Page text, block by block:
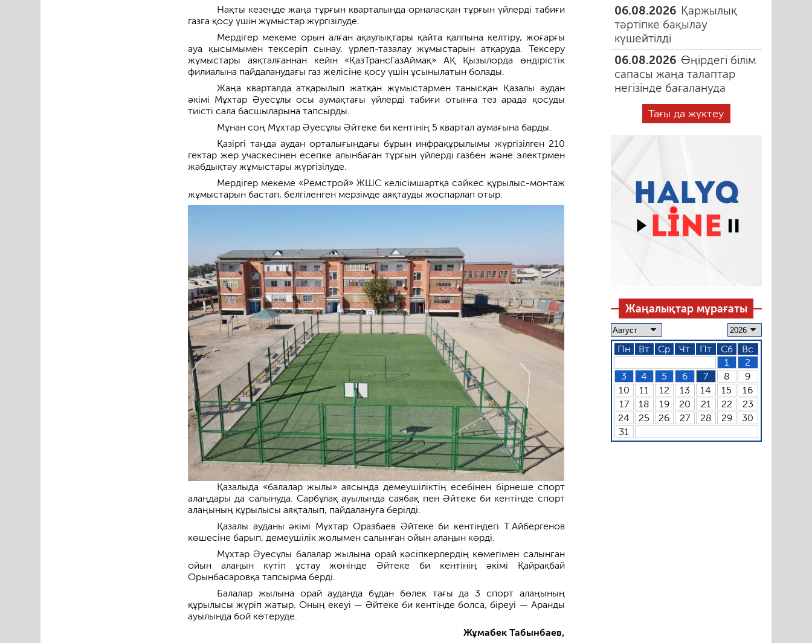
Нақты кезеңде жаңа тұрғын кварталында орналасқан тұрғын үйлерді табиғи
газға қосу үшін жұмыстар жүргізілуде.
Мердігер мекеме орын алған ақаулықтары қайта қалпына келтіру, жоғарғы
ауа қысымымен тексеріп сынау, үрлеп-тазалау жұмыстарын атқаруда. Тексеру
жұмыстары аяқталғаннан кейін «ҚазТрансГазАймақ» АҚ Қызылорда өндірістік
филиалына пайдаланудағы газ желісіне қосу үшін ұсынылатын болады.
Жаңа кварталда атқарылып жатқан жұмыстармен танысқан Қазалы аудан
әкімі Мұхтар Әуесұлы осы аумақтағы үйлерді табиғи отынға тез арада қосуды
тиісті сала басшыларына тапсырды.
Мұнан соң Мұхтар Әуесұлы Әйтеке би кентінің 5 квартал аумағына барды.
Қазіргі таңда аудан орталығындағы бұрын инфрақұрылымы жүргізілген 210
гектар жер учаскесінен есепке алынбаған тұрғын үйлерді газбен және электрмен
жабдықтау жұмыстары жүргізілуде.
Мердігер мекеме «Ремстрой» ЖШС келісімшартқа сәйкес құрылыс-монтаж
жұмыстарын бастап, белгіленген мерзімде аяқтауды жоспарлап отыр.
Қазалыда «балалар жылы» аясында демеушіліктің есебінен бірнеше спорт
алаңдары да салынуда. Сарбұлақ ауылында саябақ пен Әйтеке би кентінде спорт
алаңының құрылысы аяқталып, пайдалануға берілді.
Қазалы ауданы әкімі Мұхтар Оразбаев Әйтеке би кентіндегі Т.Айбергенов
көшесіне барып, демеушілік жолымен салынған ойын алаңын көрді.
Мұхтар Әуесұлы балалар жылына орай кәсіпкерлердің көмегімен салынған
ойын алаңын күтіп ұстау жөнінде Әйтеке би кентінің әкімі Қайрақбай
Орынбасаровқа тапсырма берді.
Балалар жылына орай ауданда бұдан бөлек тағы да 3 спорт алаңының
құрылысы жүріп жатыр. Оның екеуі — Әйтеке би кентінде болса, біреуі — Аранды
ауылында бой көтеруде.
Жұмабек Табынбаев,
06.08.2026 Қаржылық
тәртіпке бақылау
күшейтілді
06.08.2026 Өңірдегі білім
сапасы жаңа талаптар
негізінде бағалануда
Тағы да жүктеу
Жаңалықтар мұрағаты
Пн Вт Ср Чт Пт Сб
Вс
1
2
3
4 5 6 7 8
9
10
11 12 13 14 15
16
17
18 19 20 21 22
23
24
25 26 27 28 29
30
31